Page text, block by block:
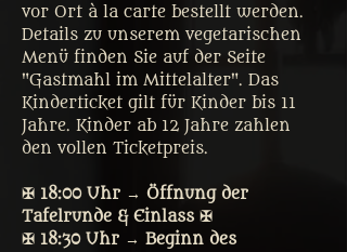
vor Ort à la carte bestellt werden.
Details zu unserem vegetarischen
Menü finden Sie auf der Seite
"Gastmahl im Mittelalter". Das
Kinderticket gilt für Kinder bis 11
Jahre. Kinder ab 12 Jahre zahlen
den vollen Ticketpreis.
✠ 18:00 Uhr → Öffnung der
Tafelrunde & Einlass ✠
✠ 18:30 Uhr → Beginn des